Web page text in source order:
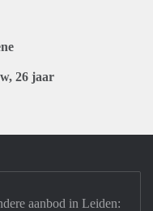
26 jaar
aanbod in Leiden: